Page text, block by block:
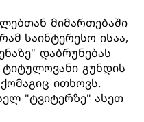
მიმართებაში
საინტერესო ისაა,
დაბრუნებას
გუნდის
ითხოვს.
"ტვიტერზე" ასეთ